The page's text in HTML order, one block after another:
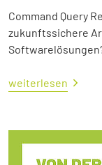
Command Query
zukunftssichere
weiterlesen